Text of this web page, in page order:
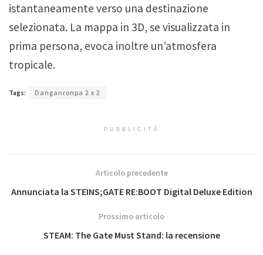
istantaneamente verso una destinazione
selezionata. La mappa in 3D, se visualizzata in
prima persona, evoca inoltre un’atmosfera
tropicale.
Tags: Danganronpa 2 x 2
PUBBLICITÀ
Articolo precedente
Annunciata la STEINS;GATE RE:BOOT Digital Deluxe Edition
Prossimo articolo
STEAM: The Gate Must Stand: la recensione